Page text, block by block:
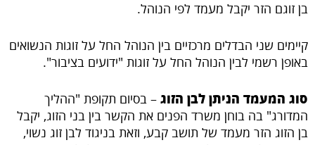
בן זוגם הזר יקבל מעמד לפי הנוהל.
קיימים שני הבדלים מרכזיים בין הנוהל החל על זוגות הנשואים
באופן רשמי לבין הנוהל החל על זוגות "ידועים בציבור".
סוג המעמד הניתן לבן הזוג – בסיום תקופת "ההליך
המדורג" בה בוחן משרד הפנים את הקשר בין בני הזוג, יקבל
בן הזוג הזר מעמד של תושב קבע, וזאת בניגוד לבן זוג נשוי,